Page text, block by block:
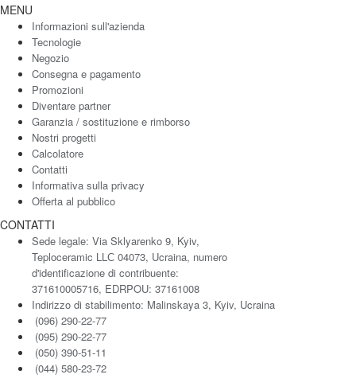
MENU
Informazioni sull'azienda
Tecnologie
Negozio
Consegna e pagamento
Promozioni
Diventare partner
Garanzia / sostituzione e rimborso
Nostri progetti
Calcolatore
Contatti
Informativa sulla privacy
Offerta al pubblico
CONTATTI
Sede legale: Via Sklyarenko 9, Kyiv,
Teploceramic LLС 04073, Ucraina, numero
d'identificazione di contribuente:
371610005716, EDRPOU: 37161008
Indirizzo di stabilimento: Malinskaya 3, Kyiv, Ucraina
(096) 290-22-77
(095) 290-22-77
(050) 390-51-11
(044) 580-23-72